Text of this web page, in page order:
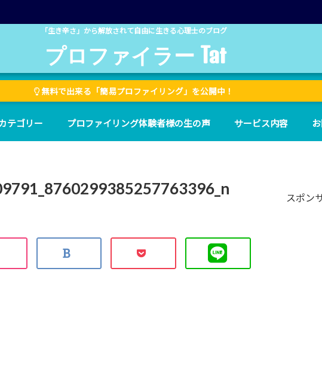
「生き辛さ」から解放されて自由に生きる心理士のブログ
プロファイラー Tat
無料で出来る「簡易プロファイリング」を公開中！
テゴリー プロファイリング体験者様の生の声 サービス内容
スポン